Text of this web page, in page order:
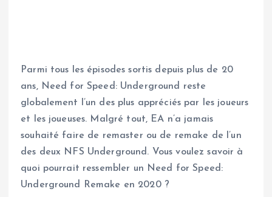
Parmi tous les épisodes sortis depuis plus de 20
ans, Need for Speed: Underground reste
globalement l’un des plus appréciés par les joueurs
et les joueuses. Malgré tout, EA n’a jamais
souhaité faire de remaster ou de remake de l’un
des deux NFS Underground. Vous voulez savoir à
quoi pourrait ressembler un Need for Speed:
Underground Remake en 2020 ?